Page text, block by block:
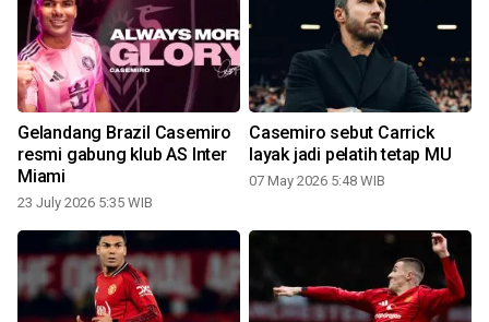
Gelandang Brazil Casemiro
resmi gabung klub AS Inter
Miami
23 July 2026 5:35 WIB
Casemiro sebut Carrick
layak jadi pelatih tetap MU
07 May 2026 5:48 WIB